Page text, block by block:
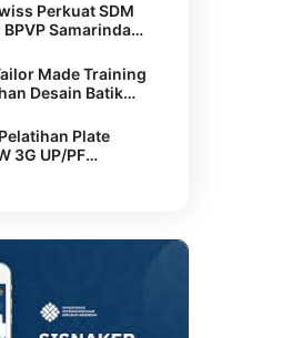
Perkuat SDM
Samarinda
Teknisi
Hibah Peralatan
Made Training
Desain Batik
Galery Batik
Plate
3G UP/PF